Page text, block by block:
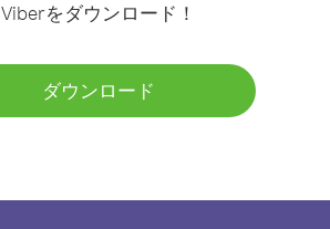
Viberをダウンロード！
ダウンロード